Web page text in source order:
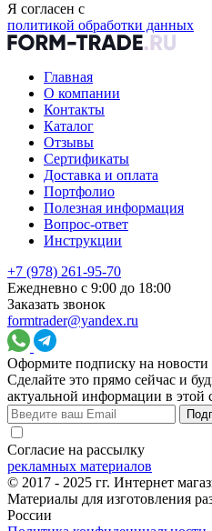
Я согласен с
политикой обработки данных
Главная
О компании
Контакты
Каталог
Отзывы
Сертификаты
Доставка и оплата
Портфолио
Полезная информация
Вопрос-ответ
Инструкции
+7 (978) 261-95-70
Ежедневно с 9:00 до 18:00
Заказать звонок
formtrader@yandex.ru
Оформите подписку на
Сделайте это прямо сейчас и
актуальной информации в этой
Согласие на рассылку
рекламных материалов
© 2017 - 2025 гг. Интернет
Материалы для изготовления
России